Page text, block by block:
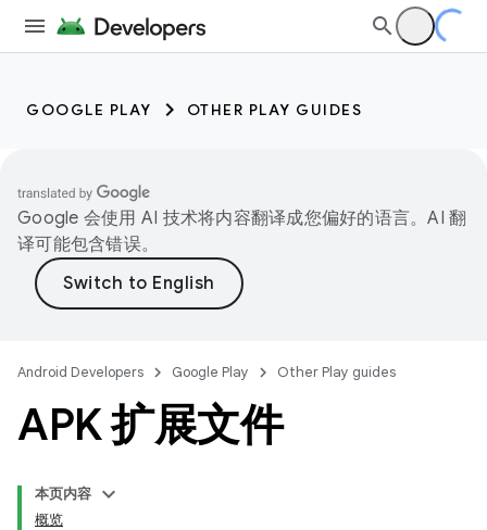
GOOGLE PLAY OTHER PLAY GUIDES
Google 会使用 AI 技术将内容翻译成您偏好的语言。AI 翻
译可能包含错误。
Android Developers Google Play Other Play guides
APK 扩展文件
本页内容
概览